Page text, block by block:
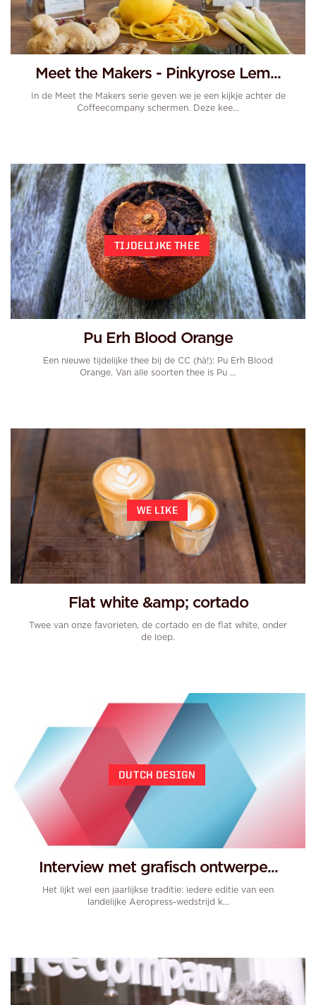
Meet the Makers - Pinkyrose Lem...
In de Meet the Makers serie geven we je een kijkje achter de
Coffeecompany schermen. Deze kee...
TIJDELIJKE THEE
Pu Erh Blood Orange
Een nieuwe tijdelijke thee bij de CC (hà!): Pu Erh Blood
Orange. Van alle soorten thee is Pu ...
WE LIKE
Flat white &amp; cortado
Twee van onze favorieten, de cortado en de flat white, onder
de loep.
DUTCH DESIGN
Interview met grafisch ontwerpe...
Het lijkt wel een jaarlijkse traditie: iedere editie van een
landelijke Aeropress-wedstrijd k...